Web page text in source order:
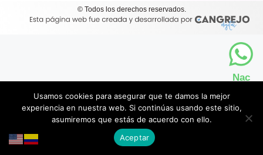
Nac
© Todos los derechos reservados.
Usamos cookies para asegurar que te damos la mejor
experiencia en nuestra web. Si continúas usando este sitio,
asumiremos que estás de acuerdo con ello.
Aceptar